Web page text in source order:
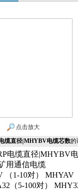
点击放大
缆直径|MHYBV电缆芯数的
电缆直径|MHYBV
用通信电缆
（1-10对） MHYAV
（5-100对）